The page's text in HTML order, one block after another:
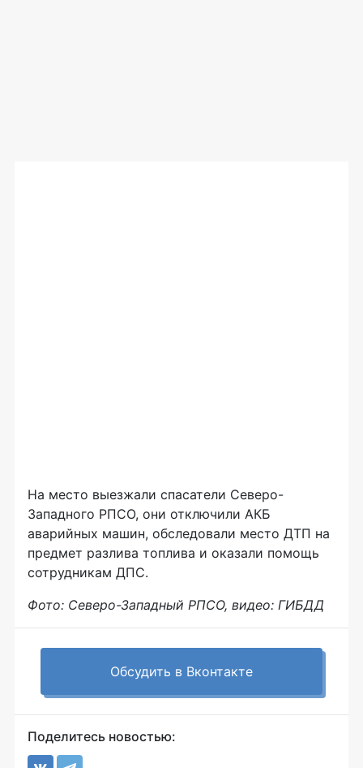
На место выезжали спасатели Северо-
Западного РПСО, они отключили АКБ
аварийных машин, обследовали место ДТП на
предмет разлива топлива и оказали помощь
сотрудникам ДПС.
Фото: Северо-Западный РПСО, видео: ГИБДД
Обсудить в Вконтакте
Поделитесь новостью: